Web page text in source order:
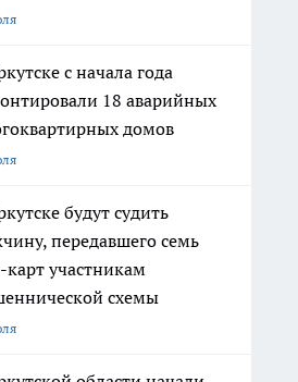
с начала года
18 аварийных
домов
будут судить
передавшего семь
карт участникам
схемы